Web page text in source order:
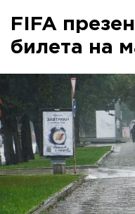
FIFA
билета на